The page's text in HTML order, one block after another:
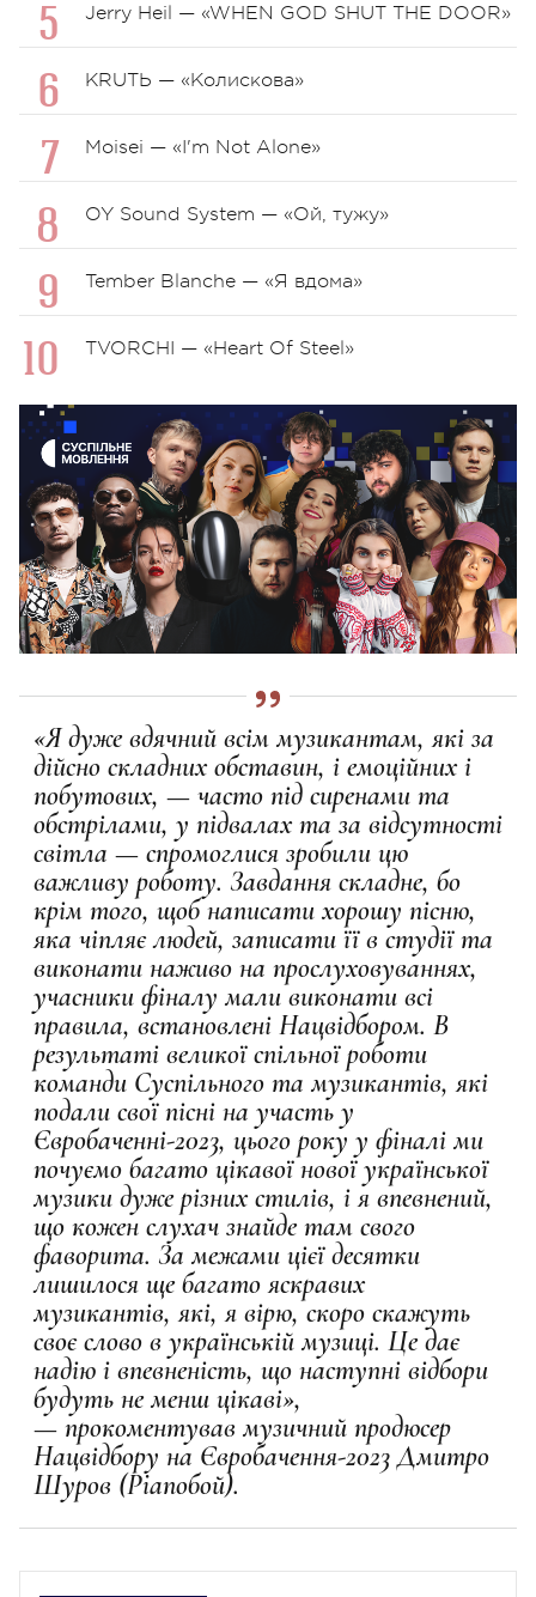
Jerry Heil — «WHEN GOD SHUT THE DOOR»
KRUTЬ — «Колискова»
Moisei — «I'm Not Alone»
OY Sound System — «Ой, тужу»
Tember Blanche — «Я вдома»
TVORCHI — «Heart Of Steel»
«Я дуже вдячний всім музикантам, які за
дійсно складних обставин, і емоційних і
побутових, — часто під сиренами та
обстрілами, у підвалах та за відсутності
світла — спромоглися зробили цю
важливу роботу. Завдання складне, бо
крім того, щоб написати хорошу пісню,
яка чіпляє людей, записати її в студії та
виконати наживо на прослуховуваннях,
учасники фіналу мали виконати всі
правила, встановлені Нацвідбором. В
результаті великої спільної роботи
команди Суспільного та музикантів, які
подали свої пісні на участь у
Євробаченні-2023, цього року у фіналі ми
почуємо багато цікавої нової української
музики дуже різних стилів, і я впевнений,
що кожен слухач знайде там свого
фаворита. За межами цієї десятки
лишилося ще багато яскравих
музикантів, які, я вірю, скоро скажуть
своє слово в українській музиці. Це дає
надію і впевненість, що наступні відбори
будуть не менш цікаві»,
— прокоментував музичний продюсер
Нацвідбору на Євробачення-2023 Дмитро
Шуров (Pianoбой).